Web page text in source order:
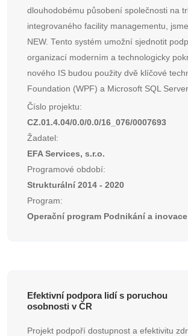
dlouhodobému působení společnosti na
integrovaného facility managementu,
NEW. Tento systém umožní sjednotit
organizací moderním a technologicky
nového IS budou použity dvě klíčové
Foundation (WPF) a Microsoft SQL
Číslo projektu:
CZ.01.4.04/0.0/0.0/16_076/0007693
Žadatel:
EFA Services, s.r.o.
Programové období:
Strukturální 2014 - 2020
Program:
Operační program Podnikání a
Efektivní podpora lidí s poruchou
osobnosti v ČR
Projekt podpoří dostupnost a efektivitu